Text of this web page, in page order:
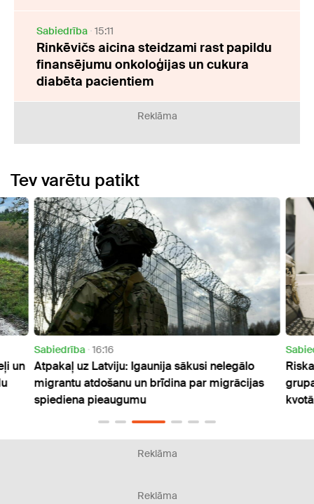
Sabiedrība 15:11
Rinkēvičs aicina steidzami rast papildu
finansējumu onkoloģijas un cukura
diabēta pacientiem
Reklāma
Tev varētu patikt
un
Sabiedrība 16:16
Atpakaļ uz Latviju: Igaunija sākusi nelegālo
migrantu atdošanu un brīdina par migrācijas
spiediena pieaugumu
Reklāma
Reklāma